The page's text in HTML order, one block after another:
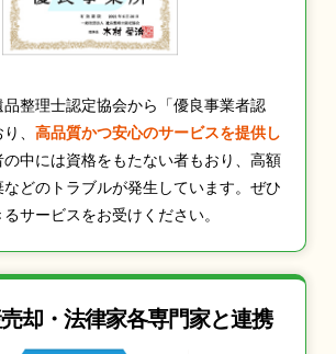
整理士認定協会から「優良事業者認
、 高品質かつ安心のサービスを提供し
の中には資格をもたない者もおり、高額
どのトラブルが発生しています。ぜひ
サービスをお受けください。
却・法律家各専門家と連携